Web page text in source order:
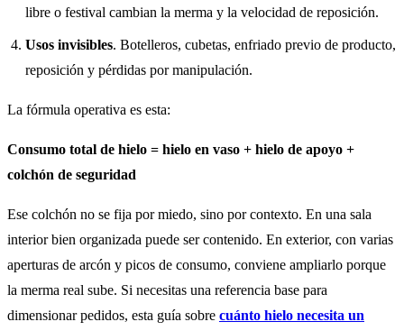
libre o festival cambian la merma y la velocidad de reposición.
Usos invisibles. Botelleros, cubetas, enfriado previo de producto,
reposición y pérdidas por manipulación.
La fórmula operativa es esta:
Consumo total de hielo = hielo en vaso + hielo de apoyo +
colchón de seguridad
Ese colchón no se fija por miedo, sino por contexto. En una sala
interior bien organizada puede ser contenido. En exterior, con varias
aperturas de arcón y picos de consumo, conviene ampliarlo porque
la merma real sube. Si necesitas una referencia base para
dimensionar pedidos, esta guía sobre cuánto hielo necesita un